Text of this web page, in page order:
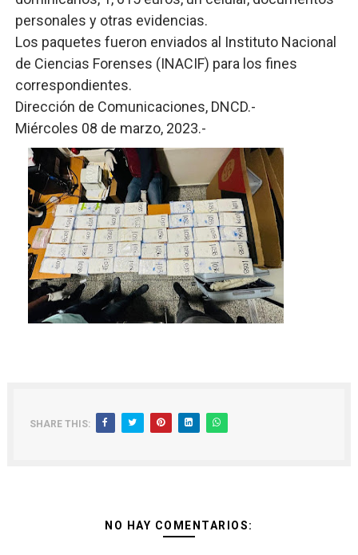
personales y otras evidencias.
Los paquetes fueron enviados al Instituto Nacional
de Ciencias Forenses (INACIF) para los fines
correspondientes.
Dirección de Comunicaciones, DNCD.-
Miércoles 08 de marzo, 2023.-
SHARE THIS:
NO HAY COMENTARIOS: